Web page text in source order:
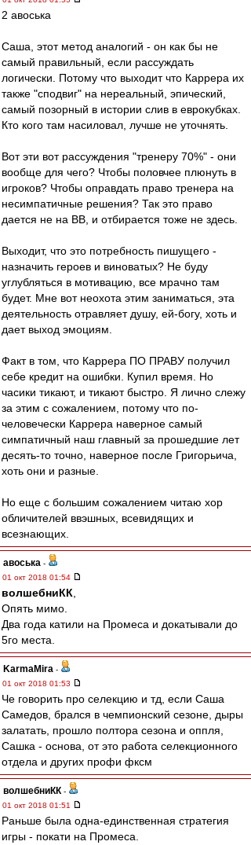
2 авоська
Саша, этот метод аналогий - он как бы не
самый правильный, если рассуждать
логически. Потому что выходит что Каррера их
также "сподвиг" на нереальный, эпический,
самый позорный в истории слив в еврокубках.
Кто кого там насиловал, лучше не уточнять.
Вот эти вот рассуждения "тренеру 70%" - они
вообще для чего? Чтобы половчее плюнуть в
игроков? Чтобы оправдать право тренера на
несимпатичные решения? Так это право
дается не на ВВ, и отбирается тоже не здесь.
Выходит, что это потребность пишущего -
назначить героев и виноватых? Не буду
углубляться в мотивацию, все мрачно там
будет. Мне вот неохота этим заниматься, эта
деятельность отравляет душу, ей-богу, хоть и
дает выход эмоциям.
Факт в том, что Каррера ПО ПРАВУ получил
себе кредит на ошибки. Купил время. Но
часики тикают, и тикают быстро. Я лично слежу
за этим с сожалением, потому что по-
человечески Каррера наверное самый
симпатичный наш главный за прошедшие лет
десять-то точно, наверное после Григорьича,
хоть они и разные.
Но еще с большим сожалением читаю хор
обличителей ввэшных, всевидящих и
всезнающих.
авоська -
01 окт 2018 01:54
волшебниКК
Опять мимо.
Два года катили на Промеса и докатывали до
5го места.
KarmaMira -
01 окт 2018 01:53
Че говорить про селекцию и тд, если Саша
Самедов, брался в чемпионский сезоне, дыры
залатать, прошло полтора сезона и оппля,
Сашка - основа, от это работа селекционного
отдела и других профи фксм
волшебниКК -
01 окт 2018 01:51
Раньше была одна-единственная стратегия
игры - покати на Промеса.